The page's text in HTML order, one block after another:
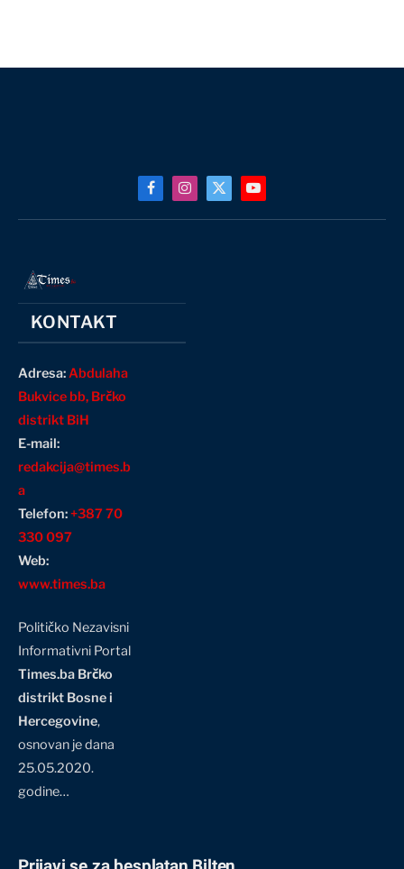
FacebookInstagram
X
YouTube
KONTAKT
Adresa: Abdulaha
Bukvice bb, Brčko
distrikt BiH
E-mail:
redakcija@times.b
a
Telefon:+387 70
330 097
Web:
www.times.ba
Političko Nezavisni
Informativni Portal
Times.ba Brčko
distrikt Bosne i
Hercegovine,
osnovan je dana
25.05.2020.
godine…